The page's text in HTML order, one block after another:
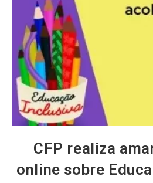
CFP realiza
online sobre